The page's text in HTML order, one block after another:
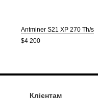
Antminer S21 XP 270 Th/s
$4 200
Клієнтам